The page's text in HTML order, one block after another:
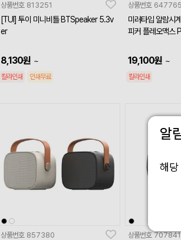
상품번호 813251
[TUI] 투이 미니비틀 BTSpeaker 5.3v
er
8,130원 ~
칼라인쇄 인쇄무료
상품번호 647765
미러타입 알람시
피커 플레오맥스
19,100원 ~
칼라인쇄
상품번호 857380 상품번호707841
알
해